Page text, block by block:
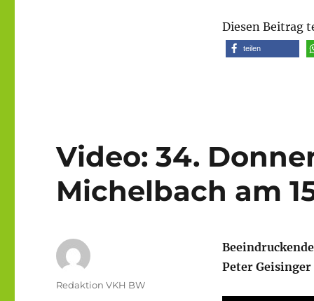
Diesen Beitrag
teilen
Video: 34.
Michelbach am
Peter
Autor
Redaktion VKH BW